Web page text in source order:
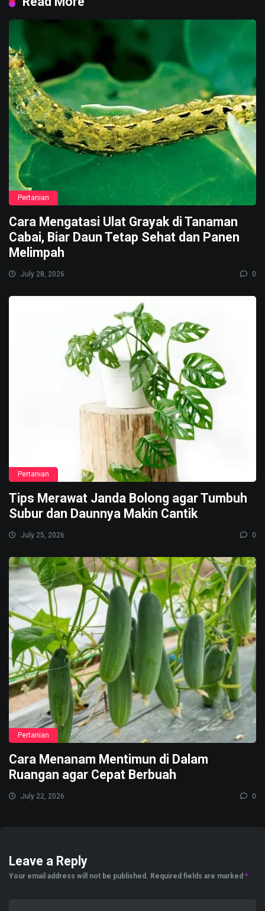
Pertanian
Cara Mengatasi Ulat Grayak di Tanaman
Cabai, Biar Daun Tetap Sehat dan Panen
Melimpah
July 28, 2026 0
Pertanian
Tips Merawat Janda Bolong agar Tumbuh
Subur dan Daunnya Makin Cantik
July 25, 2026 0
Pertanian
Cara Menanam Mentimun di Dalam
Ruangan agar Cepat Berbuah
July 22, 2026 0
Leave a Reply
Your email address will not be published. Required fields are marked *